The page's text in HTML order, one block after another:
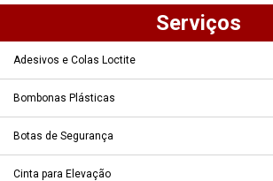
Serviços
Adesivos e Colas Loctite
Bombonas Plásticas
Botas de Segurança
Cinta para Elevação